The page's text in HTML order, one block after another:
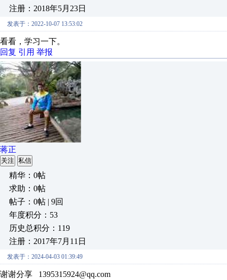
注册：2018年5月23日
发表于：2022-10-07 13:53:02
看看，学习一下。
回复 引用 举报
蒋正
关注 私信
精华：0帖
求助：0帖
帖子：0帖 | 9回
年度积分：53
历史总积分：119
注册：2017年7月11日
发表于：2024-04-03 01:39:49
谢谢分享 1395315924@qq.com